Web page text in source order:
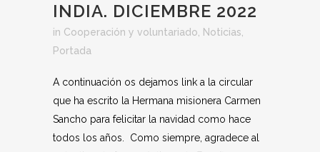
INDIA. DICIEMBRE 2022
in Cooperación y voluntariado Noticias
Portada
A continuación os dejamos link a la circular
que ha escrito la Hermana misionera Carmen
Sancho para felicitar la navidad como hace
todos los años. Como siempre, agradece al